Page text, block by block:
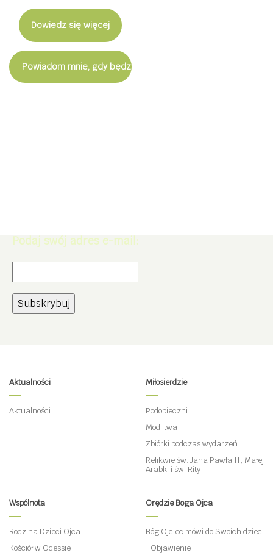
Dowiedz się więcej
Powiadom mnie, gdy będzie dostępny
Podaj swój adres e-mail:
Aktualności
Aktualności
Miłosierdzie
Podopieczni
Modlitwa
Zbiórki podczas wydarzeń
Relikwie św. Jana Pawła II, Małej
Arabki i św. Rity
Wspólnota
Rodzina Dzieci Ojca
Kościół w Odessie
Orędzie Boga Ojca
Bóg Ojciec mówi do Swoich dzieci
I Objawienie